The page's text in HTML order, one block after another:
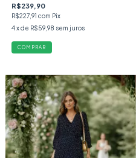
R$239,90
R$227,91 com Pix
4 x de R$59,98 sem juros
COMPRAR